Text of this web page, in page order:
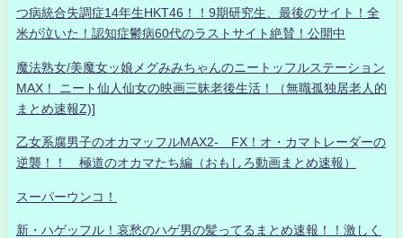
つ病統合失調症14年生HKT46！！9期研究生、最後のサイト！全
米が泣いた！認知症鬱病60代のラストサイト絶賛！公開中
魔法熟女/美魔女ッ娘メグみみちゃんのニートッフルステーション
MAX！ ニート仙人仙女の映画三昧老後生活！（無職孤独居老人的
まとめ速報Z)]
乙女系腐男子のオカマッフルMAX2- FX！オ・カマトレーダーの
逆襲！！ 極道のオカマたち編（おもしろ動画まとめ速報）
スーパーウンコ！
新・ハゲッフル！哀愁のハゲ男の髪ってるまとめ速報！！激しく